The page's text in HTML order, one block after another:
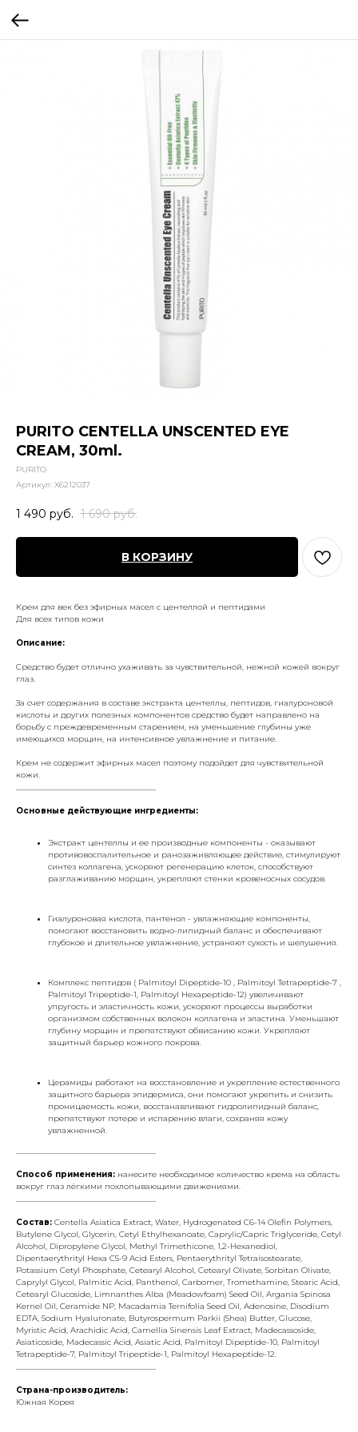
PURITO CENTELLA UNSCENTED EYE
CREAM, 30ml.
PURITO
Артикул: X6212037
1 490 руб. 1 690 руб.
В КОРЗИНУ
Крем для век без эфирных масел с центеллой и пептидами
Для всех типов кожи
Описание:
Средство будет отлично ухаживать за чувствительной, нежной кожей вокруг
глаз.
За счет содержания в составе экстракта центеллы, пептидов, гиалуроновой
кислоты и других полезных компонентов средство будет направлено на
борьбу с преждевременным старением, на уменьшение глубины уже
имеющихся морщин, на интенсивное увлажнение и питание.
Крем не содержит эфирных масел поэтому подойдет для чувствительной
кожи.
Основные действующие ингредиенты:
Экстракт центеллы и ее производные компоненты - оказывают
противовоспалительное и ранозаживляющее действие, стимулируют
синтез коллагена, ускоряют регенерацию клеток, способствуют
разглаживанию морщин, укрепляют стенки кровеносных сосудов.
Гиалуроновая кислота, пантенол - увлажняющие компоненты,
помогают восстановить водно-липидный баланс и обеспечивают
глубокое и длительное увлажнение, устраняют сухость и шелушения.
Комплекс пептидов ( Palmitoyl Dipeptide-10 , Palmitoyl Tetrapeptide-7 ,
Palmitoyl Tripeptide-1, Palmitoyl Hexapeptide-12) увеличивают
упругость и эластичность кожи, ускоряют процессы выработки
организмом собственных волокон коллагена и эластина. Уменьшают
глубину морщин и препятствуют обвисанию кожи. Укрепляют
защитный барьер кожного покрова.
Церамиды работают на восстановление и укрепление естественного
защитного барьера эпидермиса, они помогают укрепить и снизить
проницаемость кожи, восстанавливают гидролипидный баланс,
препятствуют потере и испарению влаги, сохраняя кожу
увлажненной.
Способ применения: нанесите необходимое количество крема на область
вокруг глаз лёгкими похлопывающими движениями.
Состав: Centella Asiatica Extract, Water, Hydrogenated C6-14 Olefin Polymers,
Butylene Glycol, Glycerin, Cetyl Ethylhexanoate, Caprylic/Capric Triglyceride, Cetyl
Alcohol, Dipropylene Glycol, Methyl Trimethicone, 1,2-Hexanediol,
Dipentaerythrityl Hexa C5-9 Acid Esters, Pentaerythrityl Tetraisostearate,
Potassium Cetyl Phosphate, Cetearyl Alcohol, Cetearyl Olivate, Sorbitan Olivate,
Caprylyl Glycol, Palmitic Acid, Panthenol, Carbomer, Tromethamine, Stearic Acid,
Cetearyl Glucoside, Limnanthes Alba (Meadowfoam) Seed Oil, Argania Spinosa
Kernel Oil, Ceramide NP, Macadamia Ternifolia Seed Oil, Adenosine, Disodium
EDTA, Sodium Hyaluronate, Butyrospermum Parkii (Shea) Butter, Glucose,
Myristic Acid, Arachidic Acid, Camellia Sinensis Leaf Extract, Madecassoside,
Asiaticoside, Madecassic Acid, Asiatic Acid, Palmitoyl Dipeptide-10, Palmitoyl
Tetrapeptide-7, Palmitoyl Tripeptide-1, Palmitoyl Hexapeptide-12.
Страна-производитель:
Южная Корея